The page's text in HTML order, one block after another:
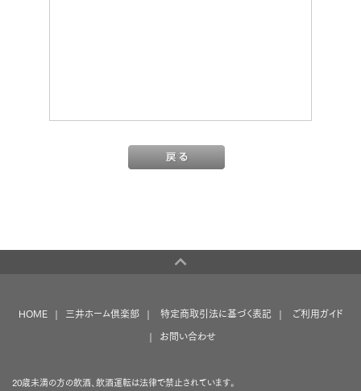
HOME 三井ホーム倶楽部 特定商取引法に基づく表記
ご利用ガイド
お問い合わせ
20歳未満の方の飲酒、飲酒運転は法律で禁止されています。